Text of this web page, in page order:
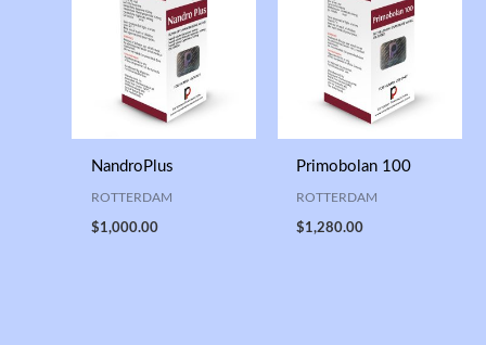
NandroPlus
ROTTERDAM
$1,000.00
Primobolan 100
ROTTERDAM
$1,280.00